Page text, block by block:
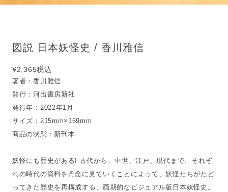
図説 日本妖怪史 / 香川雅信
¥2,365税込
著者：香川雅信
発行：河出書房新社
発行年：2022年1月
サイズ：215mm×169mm
商品の状態：新刊本
妖怪にも歴史がある! 古代から、中世、江戸、現代まで、それぞ
れの時代の資料を丹念に見ていくことによって、妖怪たちがたど
ってきた歴史を再構成する、画期的なビジュアル版日本妖怪史。